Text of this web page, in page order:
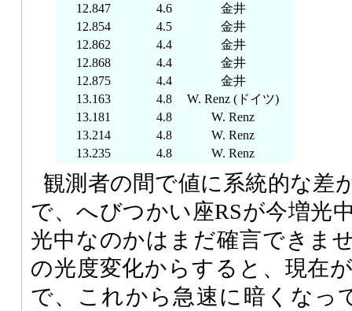
12.847
4.6
金井
12.854
4.5
金井
12.862
4.4
金井
12.868
4.4
金井
12.875
4.4
金井
13.163
4.8
W. Renz (ドイツ)
13.181
4.8
W. Renz
13.214
4.8
W. Renz
13.235
4.8 W. Renz
観測者の間で値に系統的な差
で、へびつかい座RSが今増光
光中なのかはまだ確言できま
の光度変化からすると、現在
で、これから急速に暗くなっ